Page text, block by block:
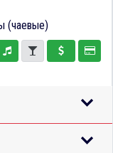
(чаевые)